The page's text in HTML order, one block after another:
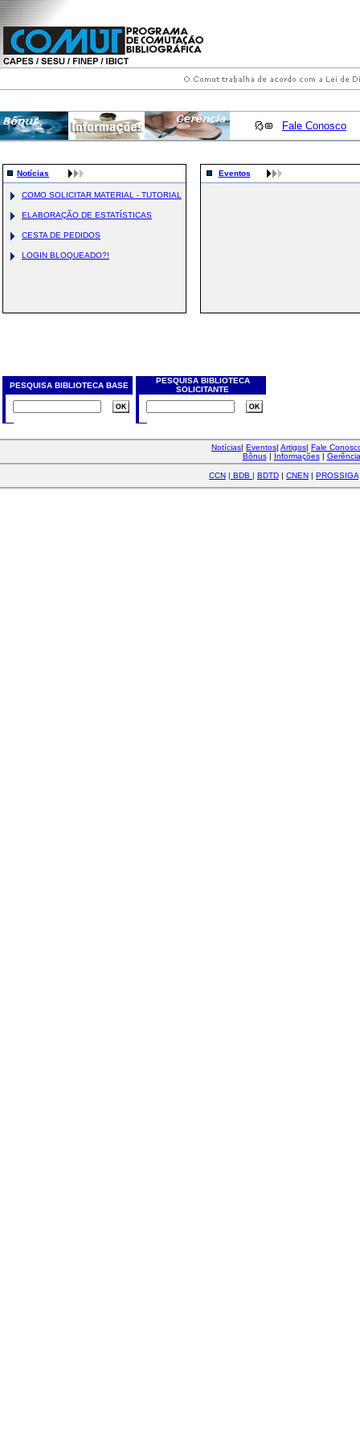
Fale Conosco
Notícias
COMO SOLICITAR MATERIAL - TUTORIAL
ELABORAÇÃO DE ESTATÍSTICAS
CESTA DE PEDIDOS
LOGIN BLOQUEADO?!
Eventos
PESQUISA BIBLIOTECA BASE
PESQUISA BIBLIOTECA
SOLICITANTE
Notícias| Eventos| Artigos| Fale
Bônus| Informações| Gerência
CCN | BDB | BDTD | CNEN | PROSSIGA